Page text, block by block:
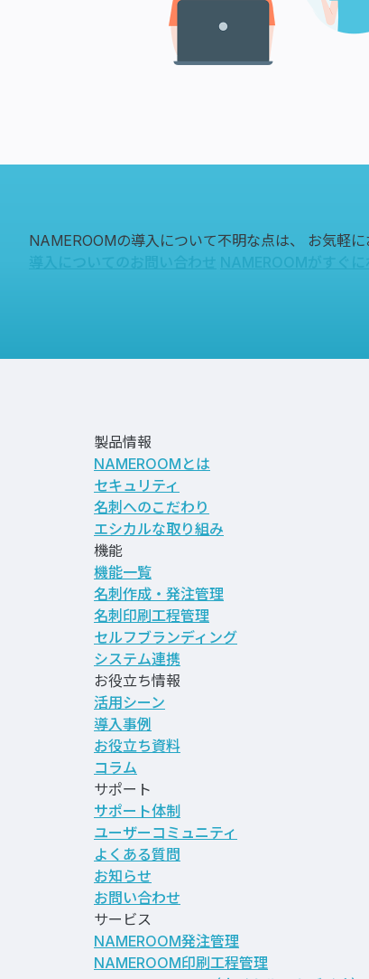
NAMEROOMの導入について不明な点は、
お気軽
導入についてのお問い合わせ NAMEROOMがすぐに
製品情報
NAMEROOMとは
セキュリティ
名刺へのこだわり
エシカルな取り組み
機能
機能一覧
名刺作成・発注管理
名刺印刷工程管理
セルフブランディング
システム連携
お役立ち情報
活用シーン
導入事例
お役立ち資料
コラム
サポート
サポート体制
ユーザーコミュニティ
よくある質問
お知らせ
お問い合わせ
サービス
NAMEROOM発注管理
NAMEROOM印刷工程管理